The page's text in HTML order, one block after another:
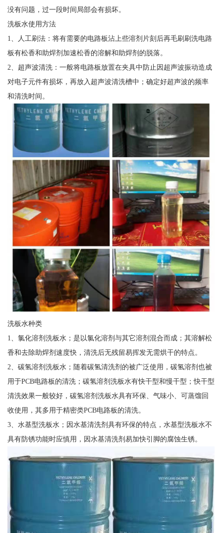
没有问题，过一段时间局部会有损坏。
洗板水使用方法
1、人工刷法：将有需要的电路板沾上些溶剂片刻后再毛刷刷洗电路
板有松香和助焊剂加速松香的溶解和助焊剂的脱落。
2、超声波清洗：一般将电路板放置在夹具中防止因超声波振动造成
对电子元件有损坏，再放入超声波清洗槽中；确定好超声波的频率
和清洗时间。
洗板水种类
1、氯化溶剂洗板水；是以氯化溶剂与其它溶剂混合而成；其溶解松
香和去除助焊剂速度快，清洗后无残留易挥发无需烘干的特点。
2、碳氢溶剂洗板水；随着碳氢清洗剂的被广泛使用，碳氢溶剂也被
用于PCB电路板的清洗；碳氢溶剂洗板水有快干型和慢干型；快干型
清洗效果一般较好，碳氢溶剂洗板水具有环保、气味小、可蒸馏回
收使用，其多用于精密类PCB电路板的清洗。
3、水基型洗板水；因水基清洗剂具有环保的特点，水基型洗板水不
具有防锈功能时应慎用，因水基清洗剂易加快引脚的腐蚀生锈。